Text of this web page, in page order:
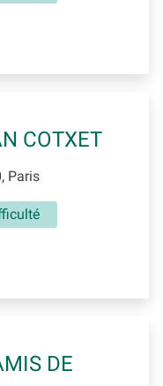
COTXET
Paris
DE